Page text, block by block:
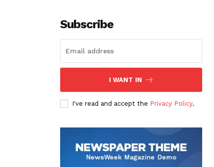
Subscribe
I WANT IN
I've read and accept the Privacy Policy.